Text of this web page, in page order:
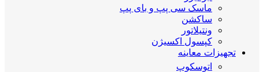
ماسک سی پپ و بای پپ
ساکشن
ونتیلاتور
کپسول اکسیژن
تجهیزات معاینه
اتوسکوپ